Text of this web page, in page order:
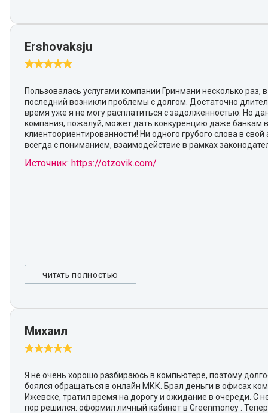
Ershovaksju
Пользовалась услугами компании Гринмани несколько раз, в
последний возникли проблемы с долгом. Достаточно
время уже я не могу расплатиться с задолженностью. Но
компания, пожалуй, может дать конкуренцию даже банкам в
клиентоориентированности! Ни одного грубого слова в свой
всегда с пониманием, взаимодействие в рамках
Источник: https://otzovik.com/
ЧИТАТЬ ПОЛНОСТЬЮ
Михаил
Я не очень хорошо разбираюсь в компьютере, поэтому
боялся обращаться в онлайн МКК. Брал деньги в офисах
Ижевске, тратил время на дорогу и ожидание в очереди. С
пор решился: оформил личный кабинет в Greenmoney .